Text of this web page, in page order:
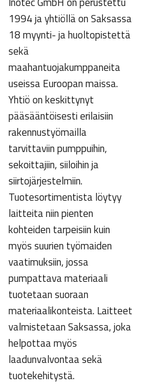
1994 ja yhtiöllä on Saksassa
18 myynti- ja huoltopistettä
sekä
maahantuojakumppaneita
useissa Euroopan maissa.
Yhtiö on keskittynyt
pääsääntöisesti erilaisiin
rakennustyömailla
tarvittaviin pumppuihin,
sekoittajiin, siiloihin ja
siirtojärjestelmiin.
Tuotesortimentista löytyy
laitteita niin pienten
kohteiden tarpeisiin kuin
myös suurien työmaiden
vaatimuksiin, jossa
pumpattava materiaali
tuotetaan suoraan
materiaalikonteista. Laitteet
valmistetaan Saksassa, joka
helpottaa myös
laadunvalvontaa sekä
tuotekehitystä.